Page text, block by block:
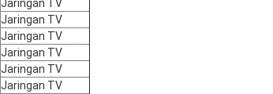
Jaringan TV
Jaringan TV
Jaringan TV
Jaringan TV
Jaringan TV
Jaringan TV